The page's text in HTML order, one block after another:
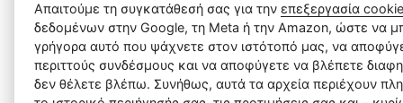
Απαιτούμε τη συγκατάθεσή σας για τηνεπεξεργασία
δεδομένων στην Google, τη Meta ή την Amazon, ώστε να
γρήγορα αυτό που ψάχνετε στον ιστότοπό μας, να
περιττούς συνδέσμους και να αποφύγετε να βλέπετε
δεν θέλετε βλέπω. Συνήθως, αυτά τα αρχεία περιέχουν